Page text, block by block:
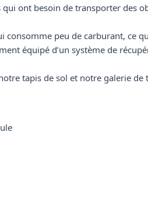
ont besoin de transporter des
consomme peu de carburant, ce
équipé d’un système de
tapis de sol et notre galerie de